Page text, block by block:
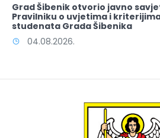
Grad Šibenik otvorio javno
Pravilniku o uvjetima i
studenata Grada Šibenika
04.08.2026.